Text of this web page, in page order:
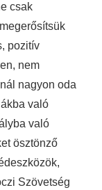
csak
pozitív
nem
nagyon oda
való
való
ösztönző
Szövetség